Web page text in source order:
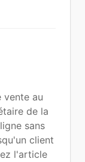
vente au
de la
sans
client
l'article